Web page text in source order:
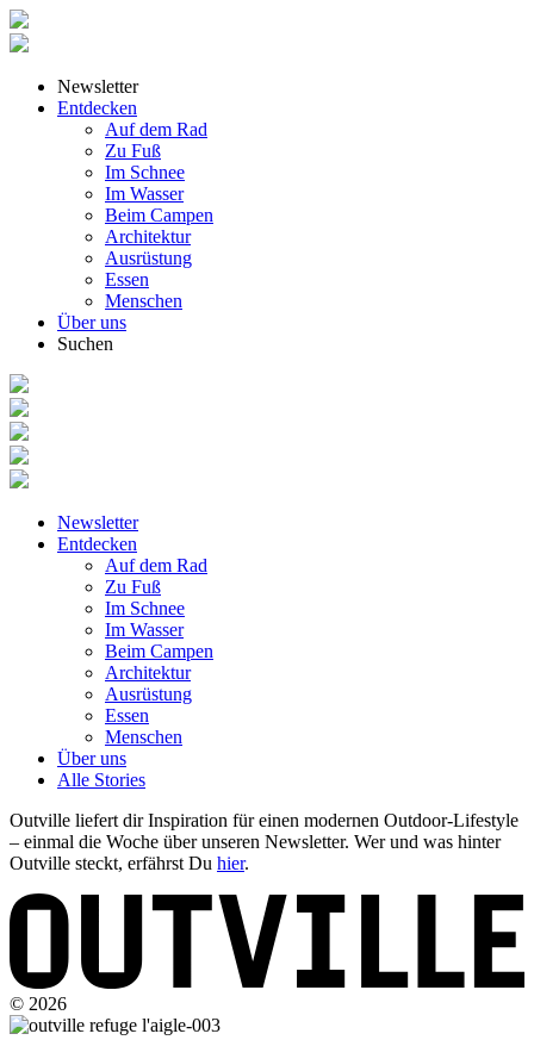
Newsletter
Entdecken
Auf dem Rad
Zu Fuß
Im Schnee
Im Wasser
Beim Campen
Architektur
Ausrüstung
Essen
Menschen
Über uns
Suchen
Newsletter
Entdecken
Auf dem Rad
Zu Fuß
Im Schnee
Im Wasser
Beim Campen
Architektur
Ausrüstung
Essen
Menschen
Über uns
Alle Stories
Outville liefert dir Inspiration für einen modernen Outdoor-Lifestyle
– einmal die Woche über unseren Newsletter. Wer und was hinter
Outville steckt, erfährst Du hier.
© 2026